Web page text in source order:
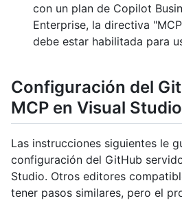
con un plan de Copilot
Enterprise, la directiva
debe estar habilitada para
Configuración del
MCP en Visual Studio
Las instrucciones siguientes le
configuración del GitHub
Studio. Otros editores
tener pasos similares, pero el